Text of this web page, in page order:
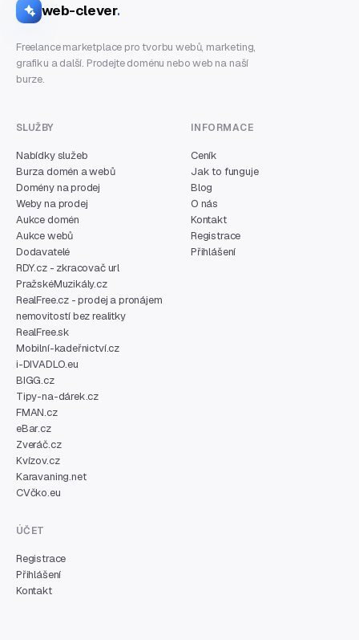
web-clever.
Freelance marketplace pro tvorbu webů, marketing,
grafiku a další. Prodejte doménu nebo web na naší
burze.
SLUŽBY
Nabídky služeb
Burza domén a webů
Domény na prodej
Weby na prodej
Aukce domén
Aukce webů
Dodavatelé
RDY.cz - zkracovač url
PražskéMuzikály.cz
RealFree.cz - prodej a pronájem
nemovitostí bez realitky
RealFree.sk
Mobilní-kadeřnictví.cz
i-DIVADLO.eu
BIGG.cz
Tipy-na-dárek.cz
FMAN.cz
eBar.cz
Zveráč.cz
Kvízov.cz
Karavaning.net
CVčko.eu
INFORMACE
Ceník
Jak to funguje
Blog
O nás
Kontakt
Registrace
Přihlášení
ÚČET
Registrace
Přihlášení
Kontakt